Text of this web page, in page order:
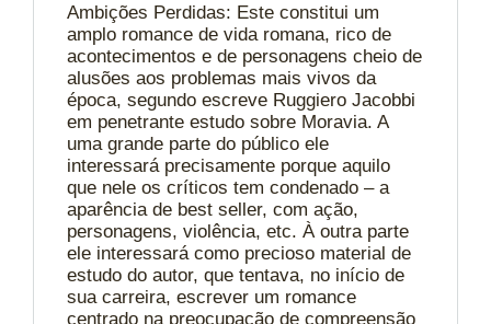
Ambições Perdidas: Este constitui um
amplo romance de vida romana, rico de
acontecimentos e de personagens cheio de
alusões aos problemas mais vivos da
época, segundo escreve Ruggiero Jacobbi
em penetrante estudo sobre Moravia. A
uma grande parte do público ele
interessará precisamente porque aquilo
que nele os críticos tem condenado – a
aparência de best seller, com ação,
personagens, violência, etc. À outra parte
ele interessará como precioso material de
estudo do autor, que tentava, no início de
sua carreira, escrever um romance
centrado na preocupação de compreensão